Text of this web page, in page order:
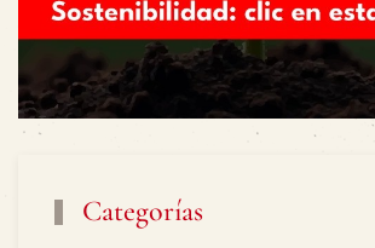
Categorías